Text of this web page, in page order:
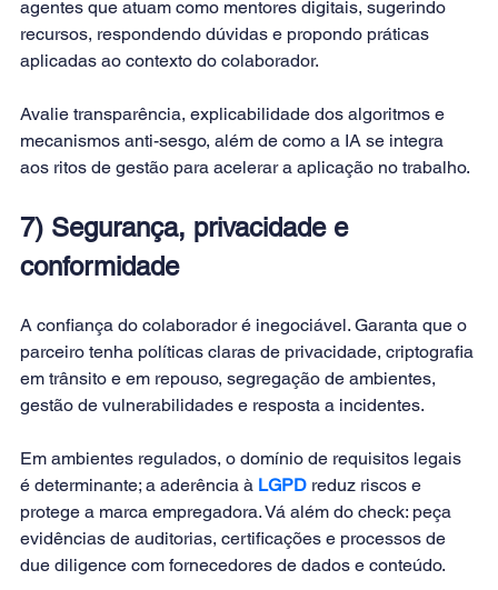
agentes que atuam como mentores digitais, sugerindo
recursos, respondendo dúvidas e propondo práticas
aplicadas ao contexto do colaborador.
Avalie transparência, explicabilidade dos algoritmos e
mecanismos anti-sesgo, além de como a IA se integra
aos ritos de gestão para acelerar a aplicação no trabalho.
7) Segurança, privacidade e
conformidade
A confiança do colaborador é inegociável. Garanta que o
parceiro tenha políticas claras de privacidade, criptografia
em trânsito e em repouso, segregação de ambientes,
gestão de vulnerabilidades e resposta a incidentes.
Em ambientes regulados, o domínio de requisitos legais
é determinante; a aderência à LGPD reduz riscos e
protege a marca empregadora. Vá além do check: peça
evidências de auditorias, certificações e processos de
due diligence com fornecedores de dados e conteúdo.